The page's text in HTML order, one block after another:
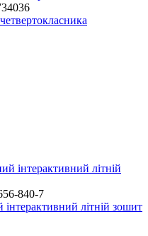
840-7
літній зошит